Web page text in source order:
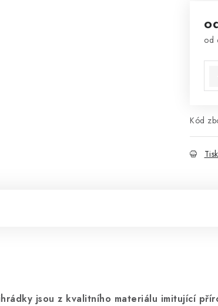
od
Kód
Tisk
jsou z kvalitního materiálu imitující